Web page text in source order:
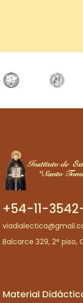
+54-11-
Balcarce 329, 2° piso,
Material